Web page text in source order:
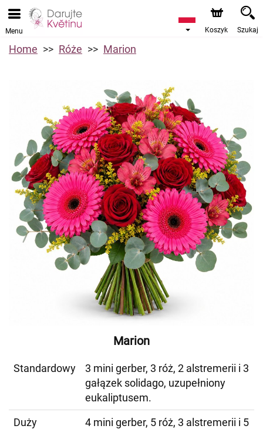
Menu Koszyk Szukaj
Home Róże Marion
Marion
Standardowy
3 mini gerber, 3 róż, 2 alstremerii i 3
gałązek solidago, uzupełniony
eukaliptusem.
Duży
4 mini gerber, 5 róż, 3 alstremerii i 5